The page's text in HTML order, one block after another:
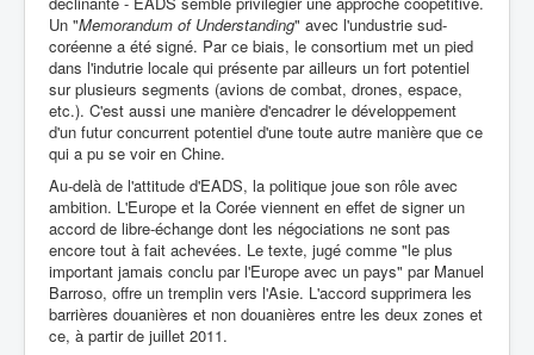
Un "Memorandum of Understanding" avec l'undustrie sud-
coréenne a été signé. Par ce biais, le consortium met un pied
dans l'indutrie locale qui présente par ailleurs un fort potentiel
sur plusieurs segments (avions de combat, drones, espace,
etc.). C'est aussi une manière d'encadrer le développement
d'un futur concurrent potentiel d'une toute autre manière que ce
qui a pu se voir en Chine.
Au-delà de l'attitude d'EADS, la politique joue son rôle avec
ambition. L'Europe et la Corée viennent en effet de signer un
accord de libre-échange dont les négociations ne sont pas
encore tout à fait achevées. Le texte, jugé comme "le plus
important jamais conclu par l'Europe avec un pays" par Manuel
Barroso, offre un tremplin vers l'Asie. L'accord supprimera les
barrières douanières et non douanières entre les deux zones et
ce, à partir de juillet 2011.